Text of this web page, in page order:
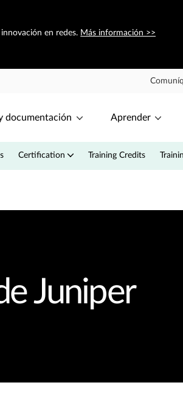
en redes. Más información >>
documentación Aprender
Certification Training Credits
Juniper